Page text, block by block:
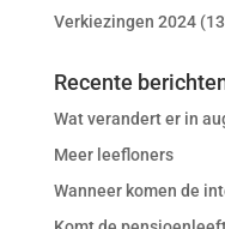
Verkiezingen 2024
Recente
Wat verandert er in
Meer leefloners
Wanneer komen de